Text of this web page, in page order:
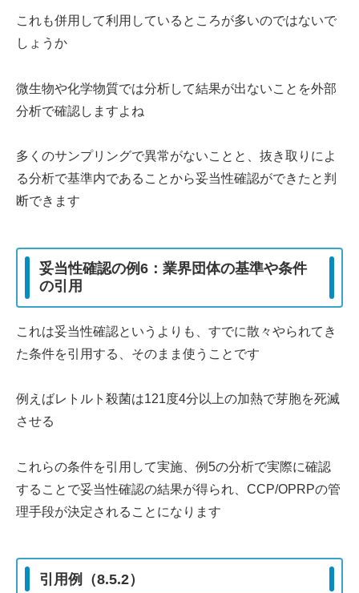
これも併用して利用しているところが多いのではないで
しょうか
微生物や化学物質では分析して結果が出ないことを外部
分析で確認しますよね
多くのサンプリングで異常がないことと、抜き取りによ
る分析で基準内であることから妥当性確認ができたと判
断できます
妥当性確認の例6：業界団体の基準や条件
の引用
これは妥当性確認というよりも、すでに散々やられてき
た条件を引用する、そのまま使うことです
例えばレトルト殺菌は121度4分以上の加熱で芽胞を死滅
させる
これらの条件を引用して実施、例5の分析で実際に確認
することで妥当性確認の結果が得られ、CCP/OPRPの管
理手段が決定されることになります
引用例（8.5.2）